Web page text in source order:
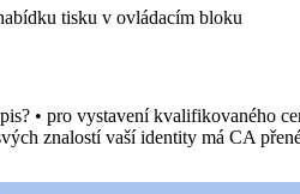
• pro vystavení kvalifikovaného
znalostí vaší identity má CA